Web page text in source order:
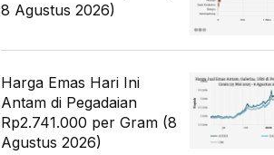
8 Agustus 2026)
Harga Emas Hari Ini
Antam di Pegadaian
Rp2.741.000 per Gram (8
Agustus 2026)